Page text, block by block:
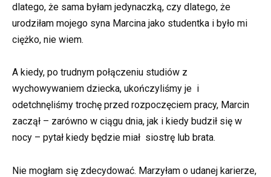
dlatego, że sama byłam jedynaczką, czy dlatego, że
urodziłam mojego syna Marcina jako studentka i było mi
ciężko, nie wiem.
A kiedy, po trudnym połączeniu studiów z
wychowywaniem dziecka, ukończyliśmy je i
odetchnęliśmy trochę przed rozpoczęciem pracy, Marcin
zaczął – zarówno w ciągu dnia, jak i kiedy budził się w
nocy – pytał kiedy będzie miał siostrę lub brata.
Nie mogłam się zdecydować. Marzyłam o udanej karierze,